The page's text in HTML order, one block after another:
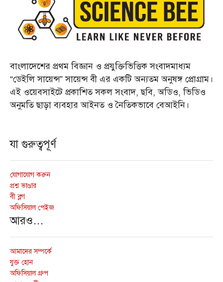
বাংলাদেশের প্রথম বিজ্ঞান ও প্রযুক্তিভিত্তিক সংবাদমাধ্যম
“ডেইলি সায়েন্স” সায়েন্স বী এর একটি অন্যতম অনুষঙ্গ প্রোগ্রাম।
এই ওয়েবসাইটে প্রকাশিত সকল সংবাদ, ছবি, অডিও, ভিডিও
অনুমতি ছাড়া ব্যবহার আইনত ও নৈতিকভাবে বেআইনি।
যা গুরুত্বপূর্ণ
যোগাযোগ করুন
প্রশ্ন ভাণ্ডার
বী ব্লগ
অফিসিয়াল পেইজ
আরও…
আমাদের সম্পর্কে
যুক্ত হোন
অফিসিয়াল গ্রুপ